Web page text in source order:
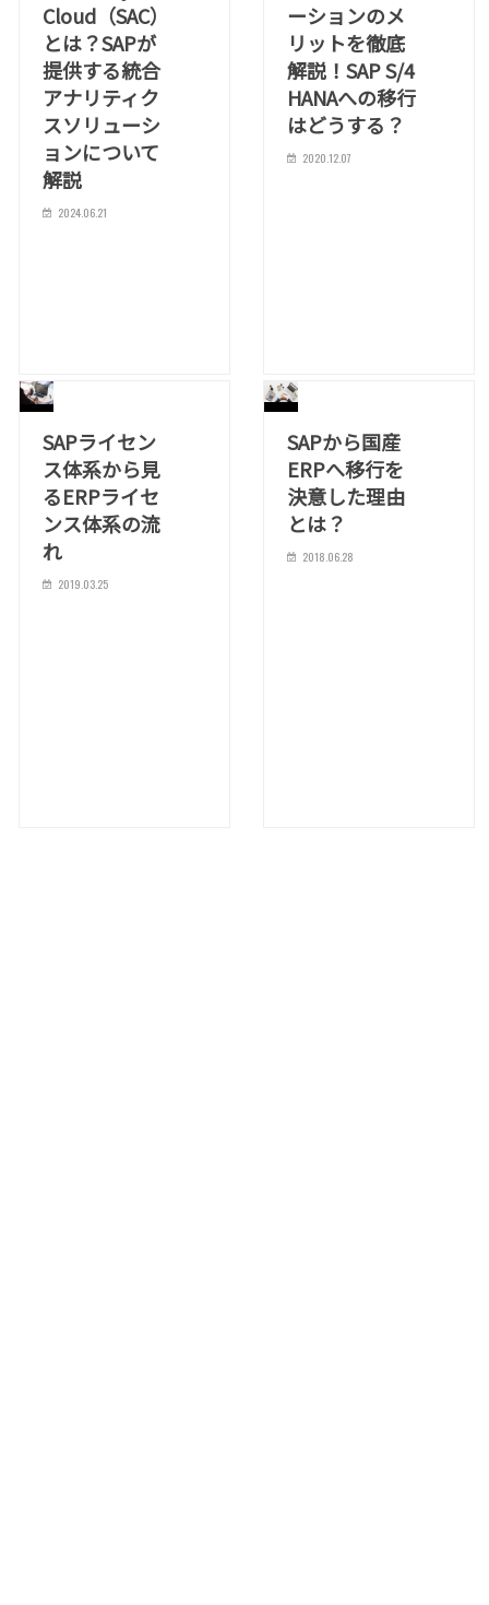
Cloud（SAC）
とは？SAPが
提供する統合
アナリティク
スソリューシ
ョンについて
解説
2024.06.21
ーションのメ
リットを徹底
解説！SAP S/4
HANAへの移行
はどうする？
2020.12.07
SAPライセン
ス体系から見
るERPライセ
ンス体系の流
れ
2019.03.25
SAPから国産
ERPへ移行を
決意した理由
とは？
2018.06.28